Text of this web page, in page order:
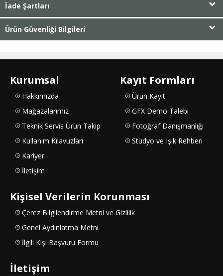
İade Şartları
Ürün Güvenliği Bilgileri
Kurumsal
Hakkımızda
Mağazalarımız
Teknik Servis Ürün Takip
Kullanım Kılavuzları
Kariyer
İletişim
Kayıt Formları
Ürün Kayıt
GFX Demo Talebi
Fotoğraf Danışmanlığı
Stüdyo ve Işık Rehberi
Kişisel Verilerin Korunması
Çerez Bilgilendirme Metni ve Gizlilik
Genel Aydınlatma Metni
İlgili Kişi Başvuru Formu
İletişim